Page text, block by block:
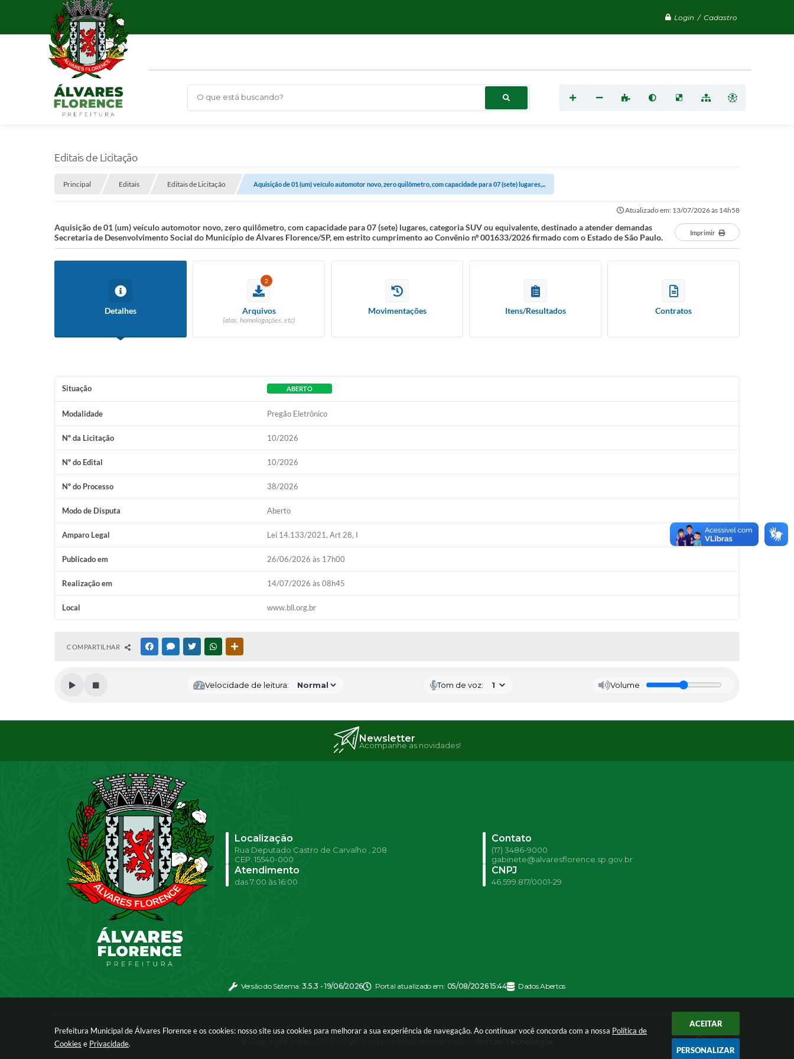
Prefeitura Municipal de Álvares Florence e os cookies: nosso site usa cookies para melhorar a sua experiência de navegação. Ao continuar você concorda com a nossa Política de
Cookies e Privacidade.
ACEITAR
PERSONALIZAR
Login / Cadastro
Editais de Licitação
Principal Editais Editais de Licitação Aquisição de 01 (um) veículo automotor novo, zero quilômetro, com capacidade para 07 (sete) lugares,...
Atualizado em: 13/07/2026 às 14h58
Aquisição de 01 (um) veículo automotor novo, zero quilômetro, com capacidade para 07 (sete) lugares, categoria SUV ou equivalente, destinado a atender demandas
Secretaria de Desenvolvimento Social do Município de Álvares Florence/SP, em estrito cumprimento ao Convênio nº 001633/2026 firmado com o Estado de São Paulo.
Imprimir
Detalhes
2
Arquivos
(atas, homologações, etc)
Movimentações Itens/Resultados Contratos
Situação ABERTO
Modalidade Pregão Eletrônico
Nº da Licitação 10/2026
Nº do Edital 10/2026
Nº do Processo 38/2026
Modo de Disputa Aberto
Amparo Legal Lei 14.133/2021, Art 28, I
Publicado em 26/06/2026 às 17h00
Realização em 14/07/2026 às 08h45
Local www.bll.org.br
COMPARTILHAR FACEBOOKMESSENGER
TWITTERWHATSAPP
Velocidade de leitura: Tom de voz: Volume
Newsletter
Acompanhe as novidades!
Localização
Rua Deputado Castro de Carvalho , 208
CEP: 15540-000
Contato
(17) 3486-9000
gabinete@alvaresflorence.sp.gov.br
Atendimento
das 7:00 às 16:00
CNPJ
46.599.817/0001-29
Versão do Sistema:3.5.3 - 19/06/2026 Portal atualizado em: 05/08/2026 15:44 Dados Abertos